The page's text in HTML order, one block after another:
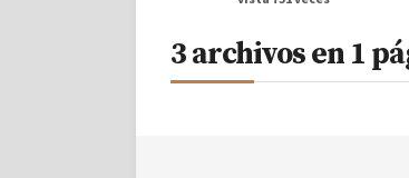
3 archivos en 1